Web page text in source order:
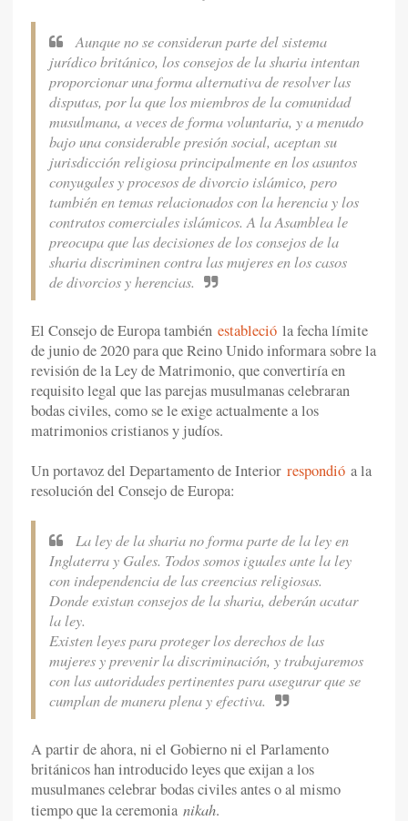
Aunque no se consideran parte del sistema
jurídico británico, los consejos de la sharia intentan
proporcionar una forma alternativa de resolver las
disputas, por la que los miembros de la comunidad
musulmana, a veces de forma voluntaria, y a menudo
bajo una considerable presión social, aceptan su
jurisdicción religiosa principalmente en los asuntos
conyugales y procesos de divorcio islámico, pero
también en temas relacionados con la herencia y los
contratos comerciales islámicos. A la Asamblea le
preocupa que las decisiones de los consejos de la
sharia discriminen contra las mujeres en los casos
de divorcios y herencias.
El Consejo de Europa también estableció la fecha límite
de junio de 2020 para que Reino Unido informara sobre la
revisión de la Ley de Matrimonio, que convertiría en
requisito legal que las parejas musulmanas celebraran
bodas civiles, como se le exige actualmente a los
matrimonios cristianos y judíos.
Un portavoz del Departamento de Interior respondió a la
resolución del Consejo de Europa:
La ley de la sharia no forma parte de la ley en
Inglaterra y Gales. Todos somos iguales ante la ley
con independencia de las creencias religiosas.
Donde existan consejos de la sharia, deberán acatar
la ley.
Existen leyes para proteger los derechos de las
mujeres y prevenir la discriminación, y trabajaremos
con las autoridades pertinentes para asegurar que se
cumplan de manera plena y efectiva.
A partir de ahora, ni el Gobierno ni el Parlamento
británicos han introducido leyes que exijan a los
musulmanes celebrar bodas civiles antes o al mismo
tiempo que la ceremonia nikah.